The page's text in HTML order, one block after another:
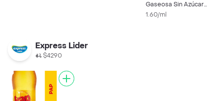
Gaseosa Sin Azúcar
1.5 L
1.60/ml
Express Lider
$4290